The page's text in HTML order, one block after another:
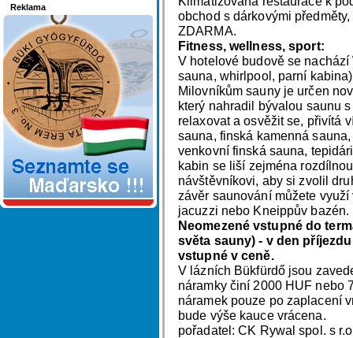
Reklama
Seznamete se - Maďarsko
obchod s dárkovými
ZDARMA.
Fitness, wellness, sport:
V hotelové budově se
sauna, whirlpool, parní
Milovníkům sauny je určen
který nahradil bývalou saunu
relaxovat a osvěžit se, přivítá
sauna, finská kamenná
venkovní finská sauna,
kabin se liší zejména
návštěvníkovi, aby si zvolil
závěr saunování můžete
jacuzzi nebo Kneippův bazén.
Neomezené vstupné do
světa sauny) - v den
vstupné v ceně.
V lázních Bükfürdő jsou
náramky činí 2000 HUF nebo
náramek pouze po zaplacení
bude výše kauce vrácena.
pořadatel: CK Rywal spol. s